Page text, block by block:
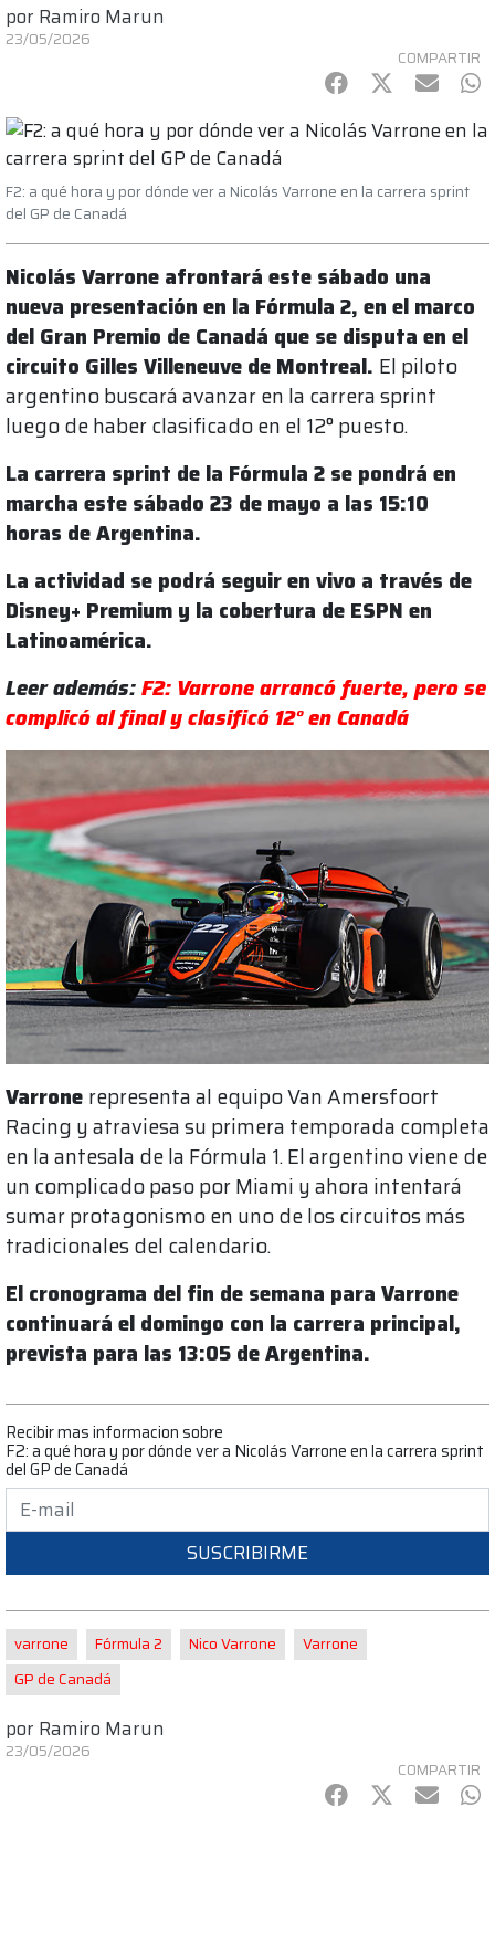
por Ramiro Marun
23/05/2026
COMPARTIR
Facebook
Twitter
mail
F2: a qué hora y por dónde ver a Nicolás Varrone en la carrera sprint
del GP de Canadá
Nicolás Varrone afrontará este sábado una
nueva presentación en la Fórmula 2, en el marco
del Gran Premio de Canadá que se disputa en el
circuito Gilles Villeneuve de Montreal. El piloto
argentino buscará avanzar en la carrera sprint
luego de haber clasificado en el 12° puesto.
La carrera sprint de la Fórmula 2 se pondrá en
marcha este sábado 23 de mayo a las 15:10
horas de Argentina.
La actividad se podrá seguir en vivo a través de
Disney+ Premium y la cobertura de ESPN en
Latinoamérica.
Leer además:F2: Varrone arrancó fuerte, pero se
complicó al final y clasificó 12° en Canadá
Varrone representa al equipo Van Amersfoort
Racing y atraviesa su primera temporada completa
en la antesala de la Fórmula 1. El argentino viene de
un complicado paso por Miami y ahora intentará
sumar protagonismo en uno de los circuitos más
tradicionales del calendario.
El cronograma del fin de semana para Varrone
continuará el domingo con la carrera principal,
prevista para las 13:05 de Argentina.
Recibir mas informacion sobre
F2: a qué hora y por dónde ver a Nicolás Varrone en la carrera sprint
del GP de Canadá
SUSCRIBIRME
varrone Fórmula 2 Nico Varrone
Varrone
GP de Canadá
por Ramiro Marun
23/05/2026
COMPARTIR
Facebook
Twitter
mail